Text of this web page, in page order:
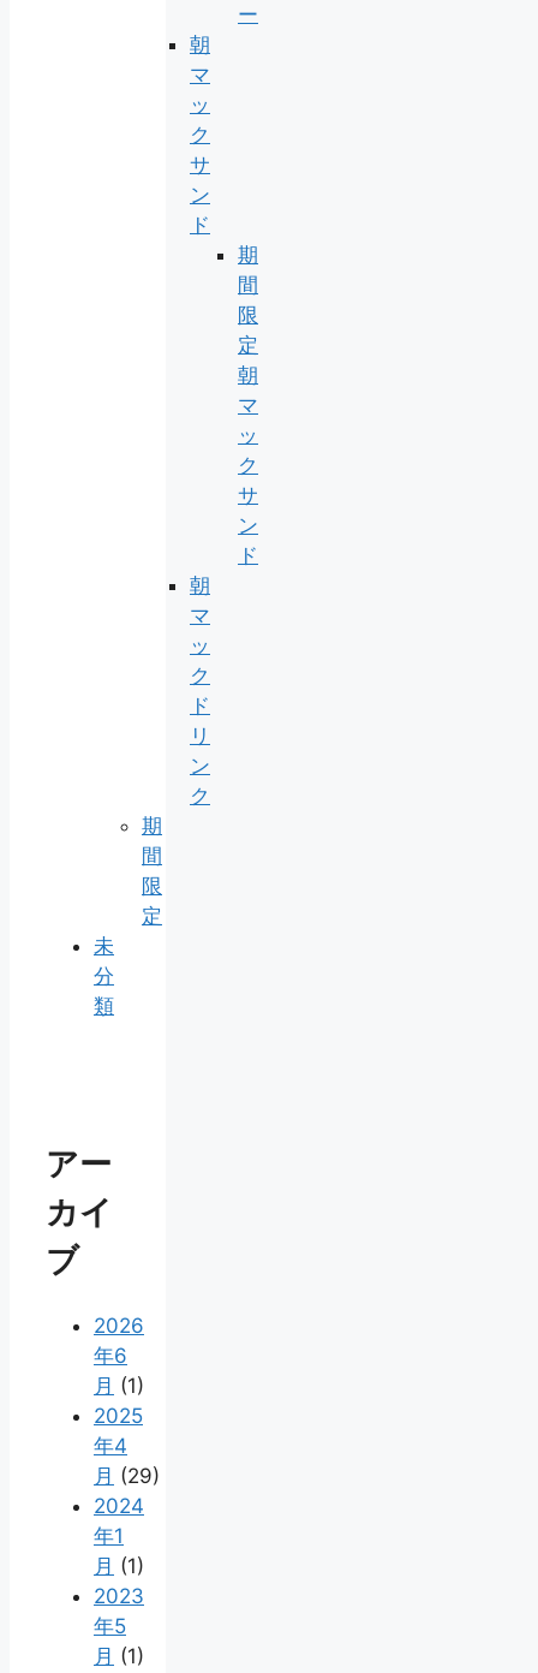
ー
朝
マ
ッ
ク
サ
ン
ド
期
間
限
定
朝
マ
ッ
ク
サ
ン
ド
朝
マ
ッ
ク
ド
リ
ン
ク
期
間
限
定
未
分
類
アー
カイ
ブ
2026
年6
月 (1)
2025
年4
月 (29)
2024
年1
月 (1)
2023
年5
月 (1)